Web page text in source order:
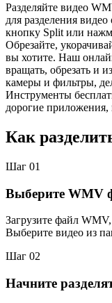
Разделяйте видео
для разделения
кнопку Split или
Обрезайте,
вы хотите. Наш
вращать, обрезать и
камеры и фильтры,
Инструменты
дорогие приложения,
Как
Шаг 01
Выберите WMV
Загрузите файл
Выберите видео из
Шаг 02
Начните